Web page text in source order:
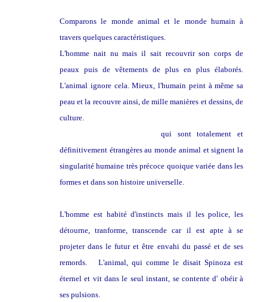
Comparons le monde animal et le monde humain à
travers quelques caractéristiques.
L'homme nait nu mais il sait recouvrir son corps de
peaux puis de vêtements de plus en plus élaborés.
L'animal ignore cela. Mieux, l'humain peint à même sa
peau et la recouvre ainsi, de mille manières et dessins, de
culture.
qui sont totalement et
définitivement étrangères au monde animal et signent la
singularité humaine très précoce quoique variée dans les
formes et dans son histoire universelle.
L'homme est habité d'instincts mais il les police, les
détourne, tranforme, transcende car il est apte à se
projeter dans le futur et être envahi du passé et de ses
remords. L'animal, qui comme le disait Spinoza est
éternel et vit dans le seul instant, se contente d' obéir à
ses pulsions.